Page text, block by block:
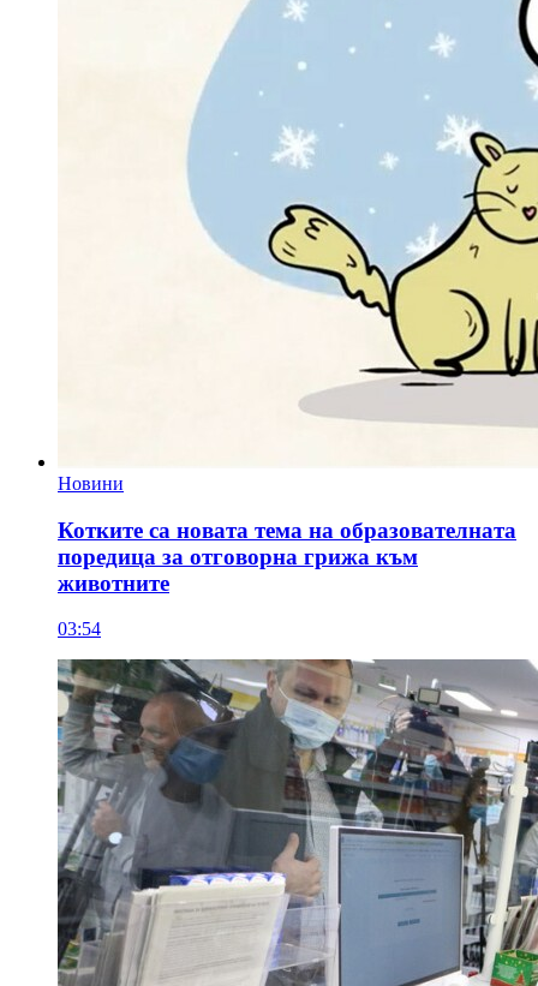
Новини
Котките са новата тема на образователната
поредица за отговорна грижа към
животните
03:54